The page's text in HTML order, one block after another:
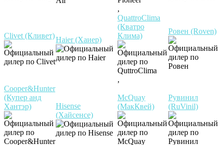
,
Clivet (Кливет)Haier (Хаиер)
QuattroClima
(Кватро
Клима)
,
Ровен (Roven)
Cooper&Hunter
(Купер анд
Хантэр)
Hisense
(Хайсенсе)
McQuay
(МакКвей)
Рувинил
(RuVinil)